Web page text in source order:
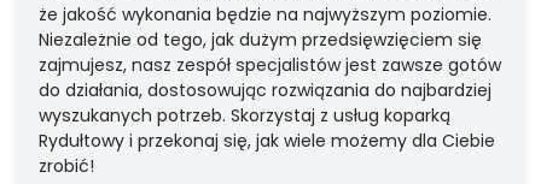
że jakość wykonania będzie na najwyższym poziomie.
Niezależnie od tego, jak dużym przedsięwzięciem się
zajmujesz, nasz zespół specjalistów jest zawsze gotów
do działania, dostosowując rozwiązania do najbardziej
wyszukanych potrzeb. Skorzystaj z usług koparką
Rydułtowy i przekonaj się, jak wiele możemy dla Ciebie
zrobić!